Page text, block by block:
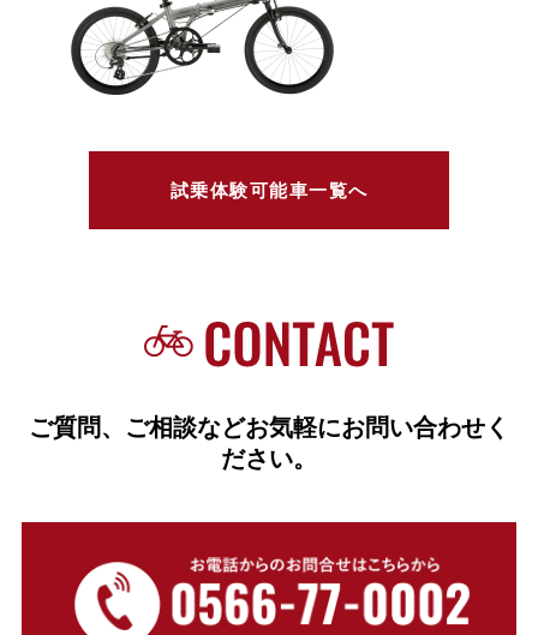
試乗体験可能車一覧へ
ご質問、ご相談などお気軽にお問い合わせく
ださい。